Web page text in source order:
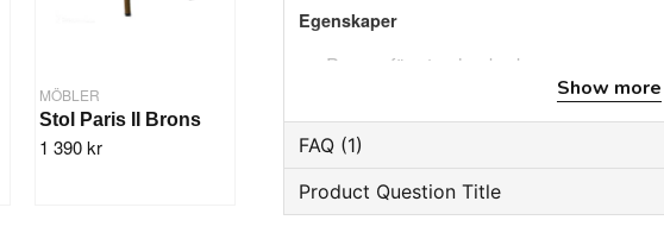
MÖBLER
Stol Paris II Brons
1 390 kr
Egenskaper
Passar för utomhusbruk
Kan plockas är för att spara lagerutrymme
Specifikation
Show more
FAQ (1)
Product Question Title